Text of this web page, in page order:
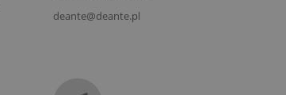
deante@deante.pl